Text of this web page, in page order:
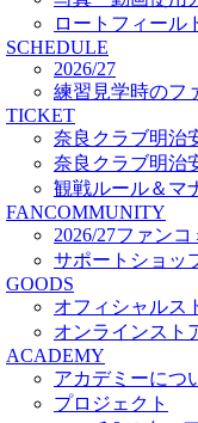
プロジェクト
コーチ&スタッフ
ジュニア
ジュニアユース
ユース
練習拠点（ナラ
SCHOOL
CLUB
2026/27 パートナ
パートナー募集
クラブ理念
クラブ情報
サステナビリテ
Web制作支援
応援プロジェクト
ロートフィール
SCHEDULE
2026/27
練習見学時のフ
TICKET
奈良クラブ明治
奈良クラブ明治
観戦ルール＆マ
FANCOMMUNITY
2026/27ファン
サポートショッ
GOODS
オフィシャルス
オンラインスト
ACADEMY
アカデミーにつ
プロジェクト